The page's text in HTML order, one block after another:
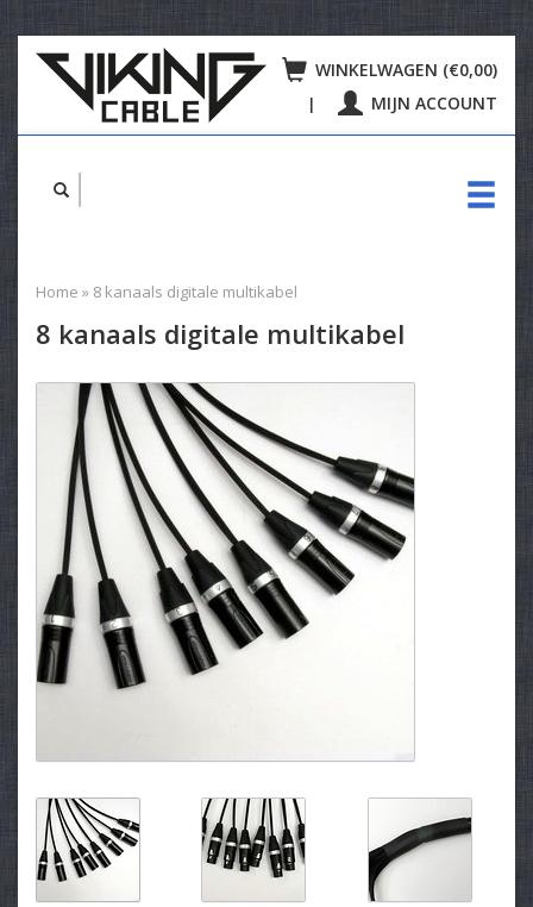
WINKELWAGEN (€0,00)
| MIJN ACCOUNT
Home » 8 kanaals digitale multikabel
8 kanaals digitale multikabel